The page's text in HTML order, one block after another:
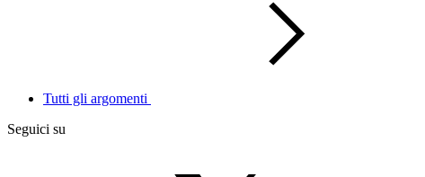
Tutti gli argomenti
Seguici su